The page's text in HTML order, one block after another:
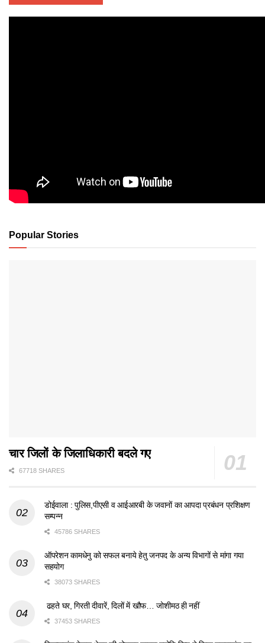
Popular Stories
चार जिलों के जिलाधिकारी बदले गए
67718 SHARES
डोईवाला : पुलिस,पीएसी व आईआरबी के जवानों का आपदा प्रबंधन प्रशिक्षण
सम्पन्न
45786 SHARES
ऑपरेशन कामधेनु को सफल बनाये हेतु जनपद के अन्य विभागों से मांगा गया
सहयोग
38073 SHARES
ढहते घर, गिरती दीवारें, दिलों में खौफ… जोशीमठ ही नहीं
37453 SHARES